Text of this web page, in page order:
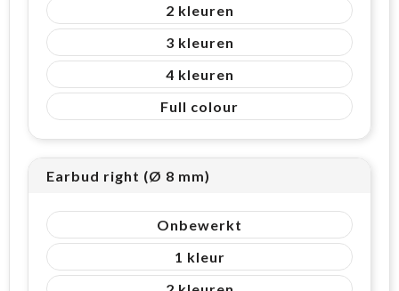
2
3
4
Full colour
Earbud right (Ø 8 mm)
Onbewerkt
1